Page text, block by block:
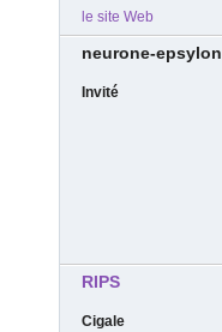
le site Web
neurone-epsylon
Invité
RIPS
Cigale